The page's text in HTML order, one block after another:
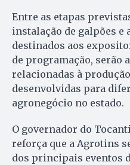
Entre as etapas
instalação de galpões e
destinados aos
de programação, serão
relacionadas à
desenvolvidas para
agronegócio no estado.
O governador do
reforça que a Agrotins
dos principais eventos